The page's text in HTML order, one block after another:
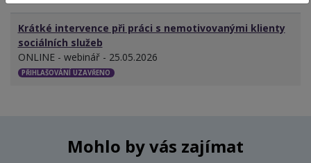
Krátké intervence při práci s nemotivovanými klienty
sociálních služeb
ONLINE - webinář - 25.05.2026
PŘIHLAŠOVÁNÍ UZAVŘENO
Mohlo by vás zajímat